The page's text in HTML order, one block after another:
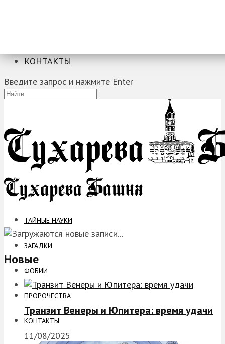
КОНТАКТЫ
Введите запрос и нажмите Enter
ТАЙНЫЕ НАУКИ
ЗАГАДКИ
ФОБИИ
ПРОРОЧЕСТВА
КОНТАКТЫ
Новые
Транзит Венеры и Юпитера: время удачи
11/08/2025